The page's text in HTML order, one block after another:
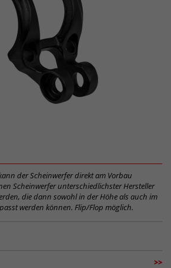
der Scheinwerfer direkt am Vorbau
Scheinwerfer unterschiedlichster Hersteller
die dann sowohl in der Höhe als auch im
werden können. Flip/Flop möglich.
>>